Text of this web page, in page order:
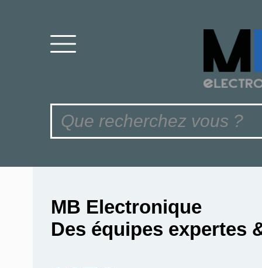
MB Electronique
Des équipes expertes